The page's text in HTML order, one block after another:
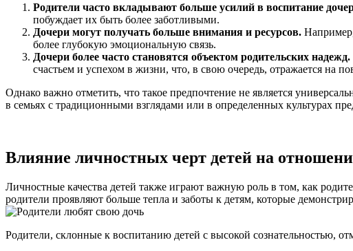
Родители часто вкладывают больше усилий в воспитание
побуждает их быть более заботливыми.
Дочери могут получать больше внимания и ресурсов.
более глубокую эмоциональную связь.
Дочери более часто становятся объектом родительских надежд.
счастьем и успехом в жизни, что, в свою очередь, отражается на
Однако важно отметить, что такое предпочтение не является
в семьях с традиционными взглядами или в определенных культурах
Влияние личностных черт детей на
Личностные качества детей также играют важную роль в том, как
родители проявляют больше тепла и заботы к детям, которые
Родители, склонные к воспитанию детей с высокой сознательностью,